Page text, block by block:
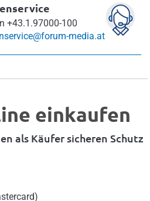
+43.1.97000-100
media.at
einkaufen
als Käufer sicheren Schutz